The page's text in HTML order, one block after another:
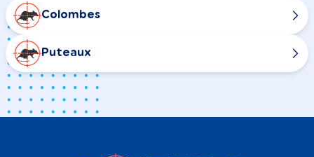
Colombes
Puteaux